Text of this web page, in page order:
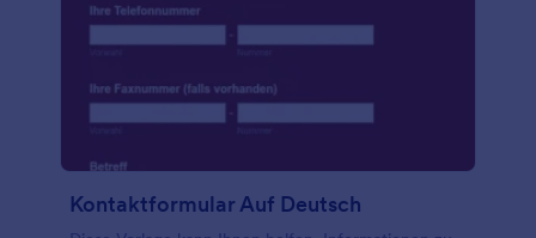
Kontaktformular Auf Deutsch